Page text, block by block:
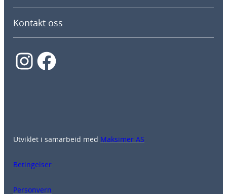
Kontakt oss
InstagramFacebook
Utviklet i samarbeid med Maksimer AS
Betingelser
Personvern